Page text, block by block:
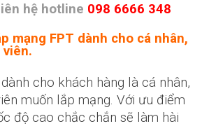
hệ hotline 098 6666 348
mạng FPT dành cho cá nhân,
cho khách hàng là cá nhân,
muốn lắp mạng. Với ưu điểm
độ cao chắc chắn sẽ làm hài